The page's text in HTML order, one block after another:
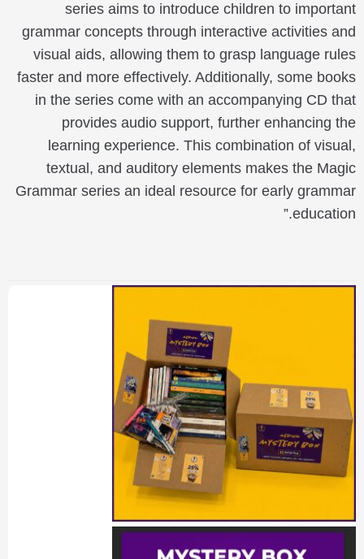
series aims to introduce children to important
grammar concepts through interactive activities and
visual aids, allowing them to grasp language rules
faster and more effectively. Additionally, some books
in the series come with an accompanying CD that
provides audio support, further enhancing the
learning experience. This combination of visual,
textual, and auditory elements makes the Magic
Grammar series an ideal resource for early grammar
education.”